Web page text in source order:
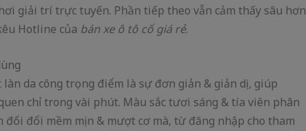
giải trí trực tuyến. Phần tiếp theo vẫn cảm thấy sâu hơn
Hotline của bán xe ô tô cổ giá rẻ.
da công trọng điểm là sự đơn giản & giản dị, giúp
chỉ trong vài phút. Màu sắc tươi sáng & tía viên phân
đổi đổi mềm mịn & mượt cơ mà, từ đăng nhập cho tham